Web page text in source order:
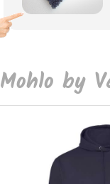
Mohlo by